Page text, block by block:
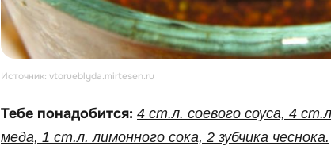
Источник: vtorueblyda.mirtesen.ru
Тебе понадобится: 4 ст.л. соевого соуса, 4
меда, 1 ст.л. лимонного сока, 2 зубчика чеснока.